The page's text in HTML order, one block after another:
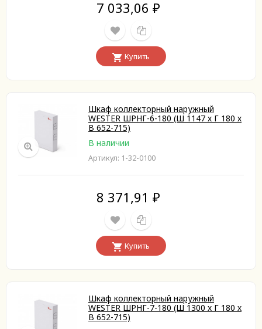
7 033,06 ₽
Купить
Шкаф коллекторный наружный
WESTER ШРНГ-6-180 (Ш 1147 х Г 180 х
В 652-715)
В наличии
Артикул: 1-32-0100
8 371,91 ₽
Купить
Шкаф коллекторный наружный
WESTER ШРНГ-7-180 (Ш 1300 х Г 180 х
В 652-715)